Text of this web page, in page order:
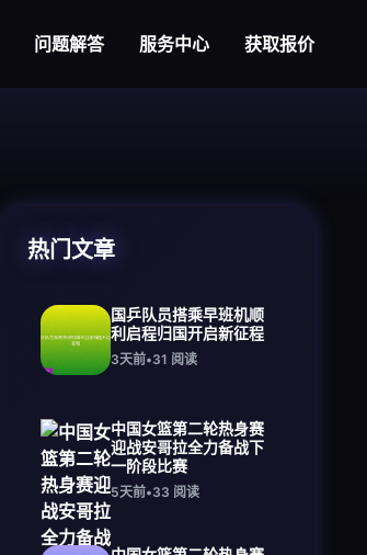
问题解答 服务中心 获取报价
热门文章
国乒队员搭乘早班机顺
利启程归国开启新征程
3天前•31 阅读
中国女篮第二轮热身赛
迎战安哥拉全力备战下
一阶段比赛
5天前•33 阅读